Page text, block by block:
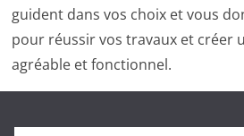
guident dans vos choix et vous
pour réussir vos travaux et créer
agréable et fonctionnel.